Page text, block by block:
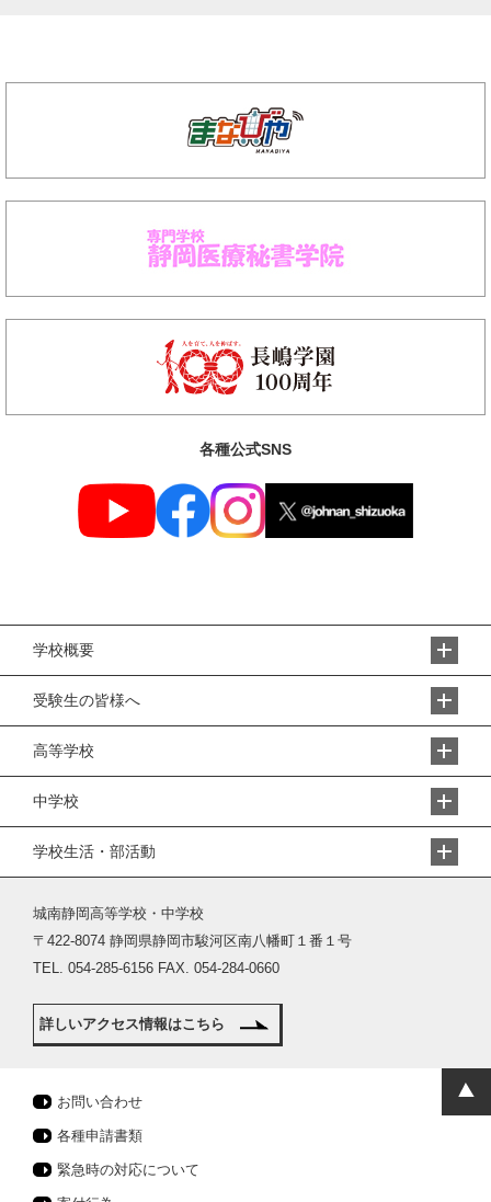
各種公式SNS
学校概要
受験生の皆様へ
高等学校
中学校
学校生活・部活動
城南静岡高等学校・中学校
〒422-8074 静岡県静岡市駿河区南八幡町１番１号
TEL. 054-285-6156 FAX. 054-284-0660
詳しいアクセス情報はこちら
お問い合わせ
各種申請書類
緊急時の対応について